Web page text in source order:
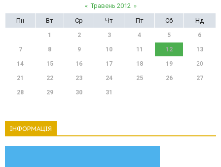
« Травень 2012 »
Пн
Вт Ср Чт Пт Сб Нд
1 2 3 4 5 6
7 8 9 10 11 12 13
14 15 16 17 18 19 20
21 22 23 24 25 26 27
28 29 30 31
ІНФОРМАЦІЯ